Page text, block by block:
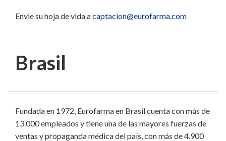
Envie su hoja de vida acaptacion@eurofarma.com
Brasil
Fundada en 1972, Eurofarma en Brasil cuenta con más de
13.000 empleados y tiene una de las mayores fuerzas de
ventas y propaganda médica del país, con más de 4.900